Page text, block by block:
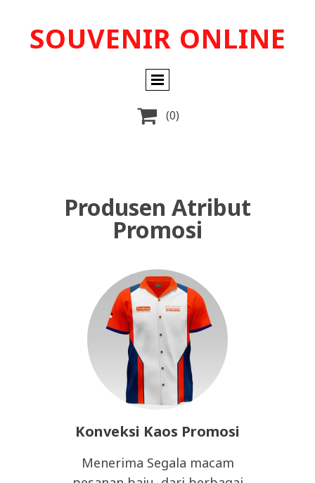
SOUVENIR ONLINE
 (0)
Produsen Atribut
Promosi
Konveksi Kaos Promosi
Menerima Segala macam